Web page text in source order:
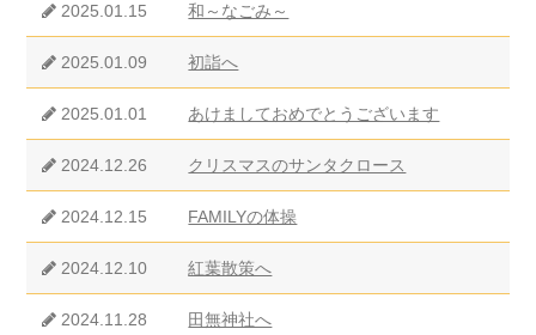
2025.01.15 和～なごみ～
2025.01.09 初詣へ
2025.01.01 あけましておめでとうございます
2024.12.26 クリスマスのサンタクロース
2024.12.15 FAMILYの体操
2024.12.10 紅葉散策へ
2024.11.28 田無神社へ